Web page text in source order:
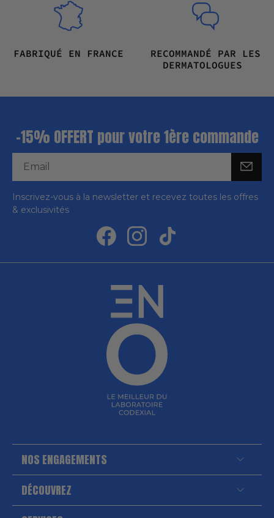
FABRIQUÉ EN FRANCE
RECOMMANDÉ PAR LES
DERMATOLOGUES
-15% OFFERT pour votre 1ère commande
Inscrivez-vous à la newsletter et recevez toutes les offres
& exclusivités
NOS ENGAGEMENTS
DÉCOUVREZ